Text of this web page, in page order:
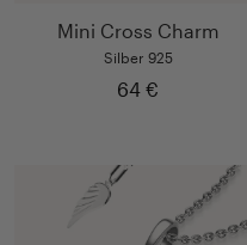
Mini Cross Charm
Silber 925
64 €